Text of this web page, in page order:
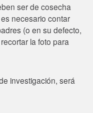
ser de cosecha
necesario contar
(o en su defecto,
la foto para
investigación, será